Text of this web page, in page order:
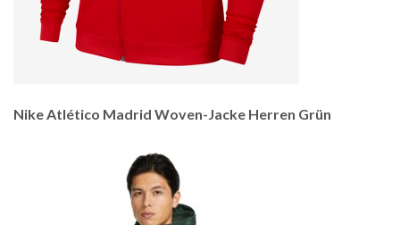
Nike Atlético Madrid Woven-Jacke Herren Grün